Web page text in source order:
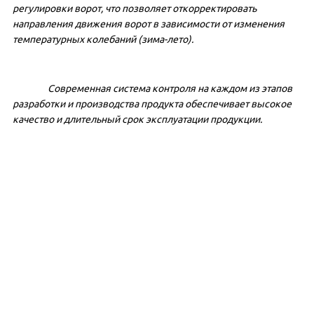
регулировки ворот, что позволяет откорректировать
направления движения ворот в зависимости от изменения
температурных колебаний (зима-лето).
Современная система контроля на каждом из этапов
разработки и производства продукта обеспечивает высокое
качество и длительный срок эксплуатации продукции.